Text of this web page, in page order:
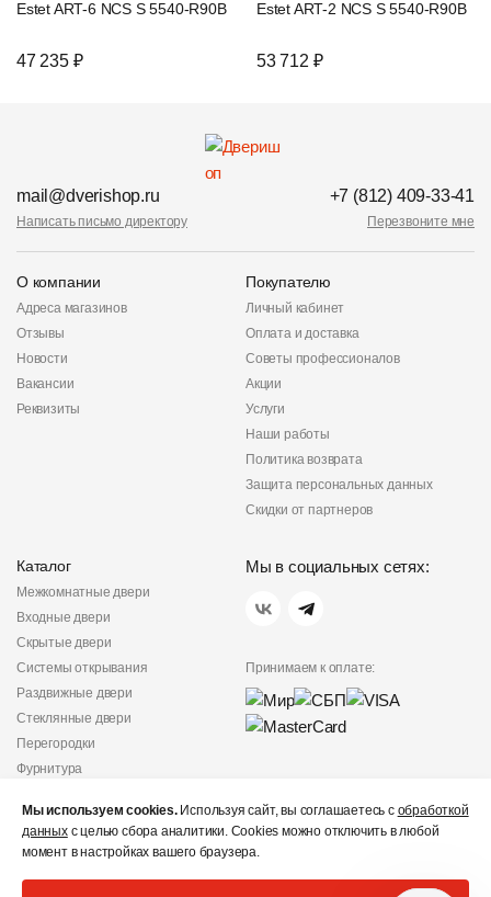
Estet ART-6 NCS S 5540-R90B
47 235 ₽
Estet ART-2 NCS S 5540-R90B
53 712 ₽
mail@dverishop.ru
Написать письмо директору
+7 (812) 409-33-41
Перезвоните мне
О компании
Адреса магазинов
Отзывы
Новости
Вакансии
Реквизиты
Покупателю
Личный кабинет
Оплата и доставка
Советы профессионалов
Акции
Услуги
Наши работы
Политика возврата
Защита персональных данных
Скидки от партнеров
Каталог
Межкомнатные двери
Входные двери
Скрытые двери
Системы открывания
Раздвижные двери
Стеклянные двери
Перегородки
Фурнитура
Мы в социальных сетях:
Принимаем к оплате:
конфиденциальности
Не является публичной
© «Дверишоп» 2012 - 2026
Мы используем cookies.Используя сайт, вы соглашаетесь с обработкой
данныхс целью сбора аналитики. Cookies можно отключить в любой
момент в настройках вашего браузера.